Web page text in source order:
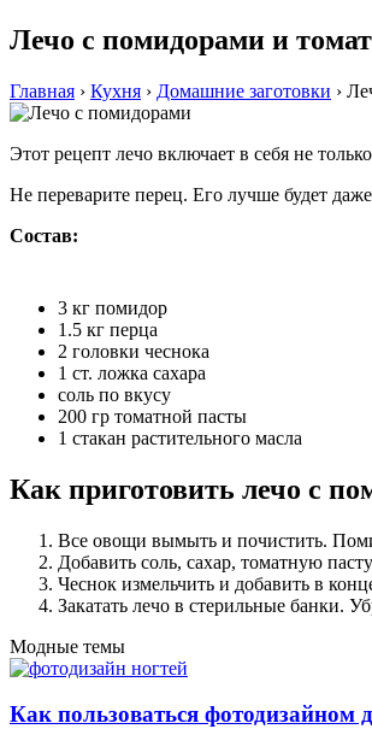
Лечо с помидорами и
Главная › Кухня › Домашние заготовки ›
Этот рецепт лечо включает в себя не
Не переварите перец. Его лучше будет
Состав:
3 кг помидор
1.5 кг перца
2 головки чеснока
1 ст. ложка сахара
соль по вкусу
200 гр томатной пасты
1 стакан растительного масла
Как приготовить лечо с
Все овощи вымыть и почистить.
Добавить соль, сахар, томатную
Чеснок измельчить и добавить в
Закатать лечо в стерильные банки.
Модные темы
Как пользоваться фотодизайном